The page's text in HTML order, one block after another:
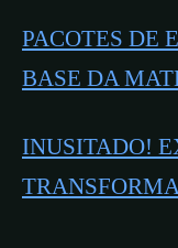
PACOTES DE
BASE DA
INUSITADO!